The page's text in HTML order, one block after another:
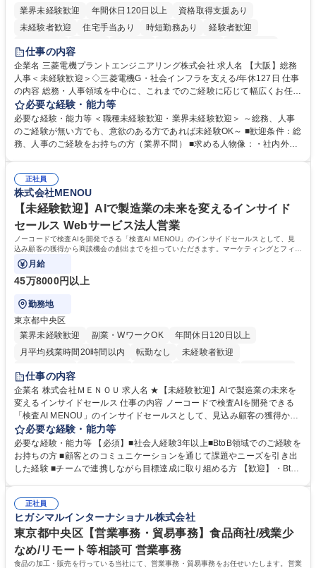
業界未経験歓迎
年間休日120日以上
資格取得支援あり
未経験者歓迎
住宅手当あり 時短勤務あり
経験者歓迎
退職金あり
駅近5分以内
土日祝休み 服装自由 寮・社宅あり 食事補助あり
仕事の内容
企業名 三菱電機プラントエンジニアリング株式会社 求人名 【大阪】総務
人事＜未経験歓迎＞◇三菱電機G・社会インフラを支える/年休127日 仕事
の内容 総務・人事領域を中心に、これまでのご経験に応じて幅広くお任せ
します。 ＜具体的には＞ ・総務/人事労務（給与・社保・勤怠管理など）
・採用・教育研修 ・福利厚生運用 など ※基本的には事務所勤務ですが、
採用や教育等の業務内容により、関西圏以外への日帰り・宿泊を伴う国内
出張もございます。 ※担当業務を持ちつつ、お互いに助け合いながら、総
必要な経験・能力等
必要な経験・能力等 ＜職種未経験歓迎・業界未経験歓迎＞ ～総務、人事
のご経験が無い方でも、意欲のある方であれば未経験OK～ ■歓迎条件：総
務、人事のご経験をお持ちの方（業界不問） ■求める人物像：・社内外の
正社員
株式会社MENOU
【未経験歓迎】AIで製造業の未来を変えるインサイド
セールス Webサービス法人営業
ノーコードで検査AIを開発できる「検査AI MENOU」のインサイドセールスとして、見
込み顧客の獲得から商談機会の創出までを担っていただきます。マーケティングとフィー
ルドセールスをつなぐ役割として、
月給
45万8000円以上
勤務地
東京都中央区
業界未経験歓迎
副業・WワークOK
年間休日120日以上
月平均残業時間20時間以内
転勤なし
未経験者歓迎
時短勤務あり
駅近5分以内
土日祝休み 服装自由
仕事の内容
企業名 株式会社ＭＥＮＯＵ 求人名 ★【未経験歓迎】AIで製造業の未来を
変えるインサイドセールス 仕事の内容 ノーコードで検査AIを開発できる
「検査AI MENOU」のインサイドセールスとして、見込み顧客の獲得から
商談機会の創出までを担っていただきます。マーケティングとフィールド
セールスをつなぐ役割として、 適切なタイミングで顧客とコミュニケーシ
ョンを取りながら、受注につながる商談機会の最大化を目指します。 【具
体的な仕事内容】 リードへの電話・メールによるアプローチ/リードナー
実行/フィールドセールスへの案件連携 募集職種 ★【未経験歓迎】AIで製
造業の未来を変えるインサイドセールス
必要な経験・能力等
必要な経験・能力等 【必須】■社会人経験3年以上■BtoB領域でのご経験を
お持ちの方 ■顧客とのコミュニケーションを通じて課題やニーズを引き出
した経験 ■チームで連携しながら目標達成に取り組める方 【歓迎】・BtoB
企画・実行経験 ・CRM・リードナーチャリングに関する知見 ・データを
もとに営業プロセスを改善した経験 学歴・資格 学歴：大学院 大学 高専 短
大 専修学校 高校 語学力： 資格：
正社員
ヒガシマルインターナショナル株式会社
東京都中央区【営業事務・貿易事務】食品商社/残業少
なめ/リモート等相談可 営業事務
食品の加工・販売を行っている当社にて、営業事務・貿易事務をお任せいたします。営業